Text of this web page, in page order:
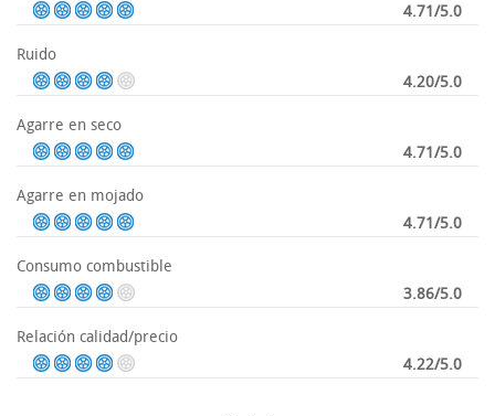
4.71/5.0
Ruido
4.20/5.0
Agarre en seco
4.71/5.0
Agarre en mojado
4.71/5.0
Consumo combustible
3.86/5.0
Relación calidad/precio
4.22/5.0